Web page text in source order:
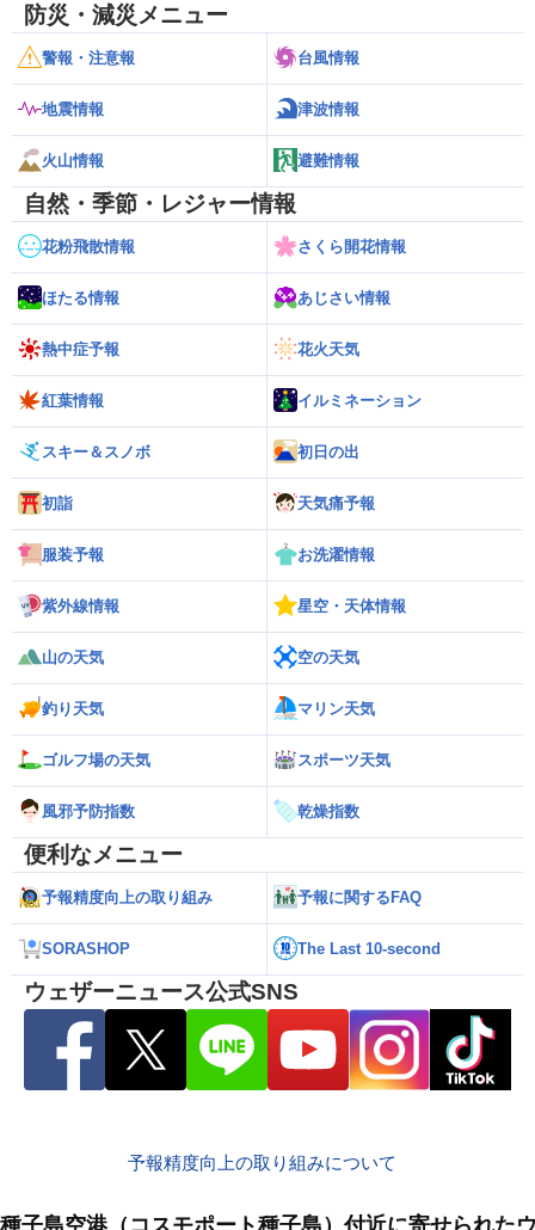
防災・減災メニュー
警報・注意報 台風情報
地震情報 津波情報
火山情報 避難情報
自然・季節・レジャー情報
花粉飛散情報 さくら開花情報
ほたる情報 あじさい情報
熱中症予報 花火天気
紅葉情報 イルミネーション
スキー＆スノボ 初日の出
初詣 天気痛予報
服装予報 お洗濯情報
紫外線情報 星空・天体情報
山の天気 空の天気
釣り天気 マリン天気
ゴルフ場の天気 スポーツ天気
風邪予防指数 乾燥指数
便利なメニュー
予報精度向上の取り組み 予報に関するFAQ
SORASHOP The Last 10-second
ウェザーニュース公式SNS
予報精度向上の取り組みについて
種子島空港（コスモポート種子島）付近に寄せられた